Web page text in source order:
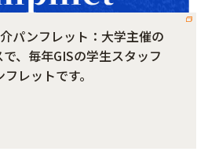
パンフレット：大学主催の
、毎年GISの学生スタッフ
レットです。